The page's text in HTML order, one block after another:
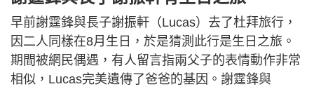
早前謝霆鋒與長子謝振軒（Lucas）去了杜拜旅行，
因二人同樣在8月生日，於是猜測此行是生日之旅。
期間被網民偶遇，有人留言指兩父子的表情動作非常
相似，Lucas完美遺傳了爸爸的基因。謝霆鋒與